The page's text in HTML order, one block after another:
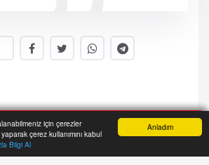
Anladım
için çerezler
çerez kullanımını kabul
Bilgi Al
2026 yılının ilk altı ayına ilişkin
asayiş verilerini kamuoyuyla
kaçakçılık ve trafik
Haber Ara İhbar Hattı Menu